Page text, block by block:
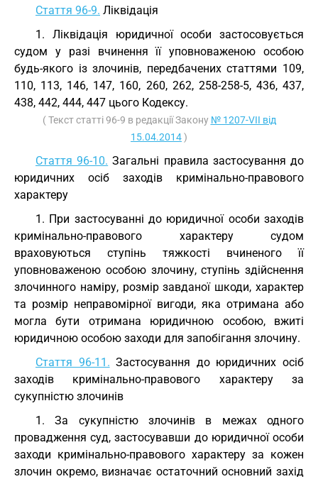
Стаття 96-9. Ліквідація
1. Ліквідація юридичної особи застосовується
судом у разі вчинення її уповноваженою особою
будь-якого із злочинів, передбачених статтями 109,
110, 113, 146, 147, 160, 260, 262, 258-258-5, 436, 437,
438, 442, 444, 447 цього Кодексу.
( Текст статті 96-9 в редакції Закону № 1207-VII від
15.04.2014)
Стаття 96-10. Загальні правила застосування до
юридичних осіб заходів кримінально-правового
характеру
1. При застосуванні до юридичної особи заходів
кримінально-правового характеру судом
враховуються ступінь тяжкості вчиненого її
уповноваженою особою злочину, ступінь здійснення
злочинного наміру, розмір завданої шкоди, характер
та розмір неправомірної вигоди, яка отримана або
могла бути отримана юридичною особою, вжиті
юридичною особою заходи для запобігання злочину.
Стаття 96-11. Застосування до юридичних осіб
заходів кримінально-правового характеру за
сукупністю злочинів
1. За сукупністю злочинів в межах одного
провадження суд, застосувавши до юридичної особи
заходи кримінально-правового характеру за кожен
злочин окремо, визначає остаточний основний захід